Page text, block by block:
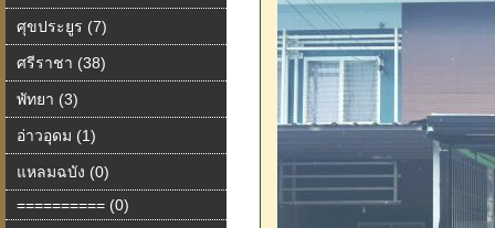
ศุขประยูร (7)
ศรีราชา (38)
พัทยา (3)
อ่าวอุดม (1)
แหลมฉบัง (0)
========== (0)